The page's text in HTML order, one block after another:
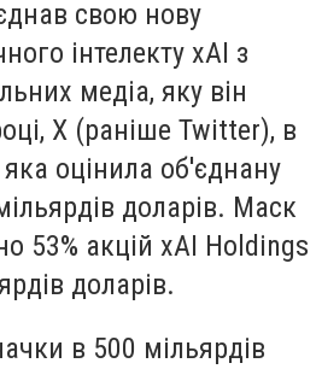
свою нову
інтелекту xAI з
медіа, яку він
X (раніше Twitter), в
яка оцінила об'єднану
доларів. Маск
53% акцій xAI Holdings
доларів.
в 500 мільярдів